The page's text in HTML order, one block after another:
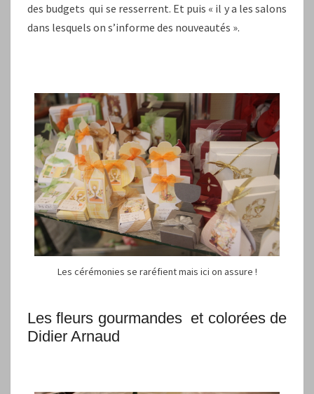
des budgets qui se resserrent. Et puis « il y a les salons
dans lesquels on s’informe des nouveautés ».
Les cérémonies se raréfient mais ici on assure !
Les fleurs gourmandes et colorées de
Didier Arnaud